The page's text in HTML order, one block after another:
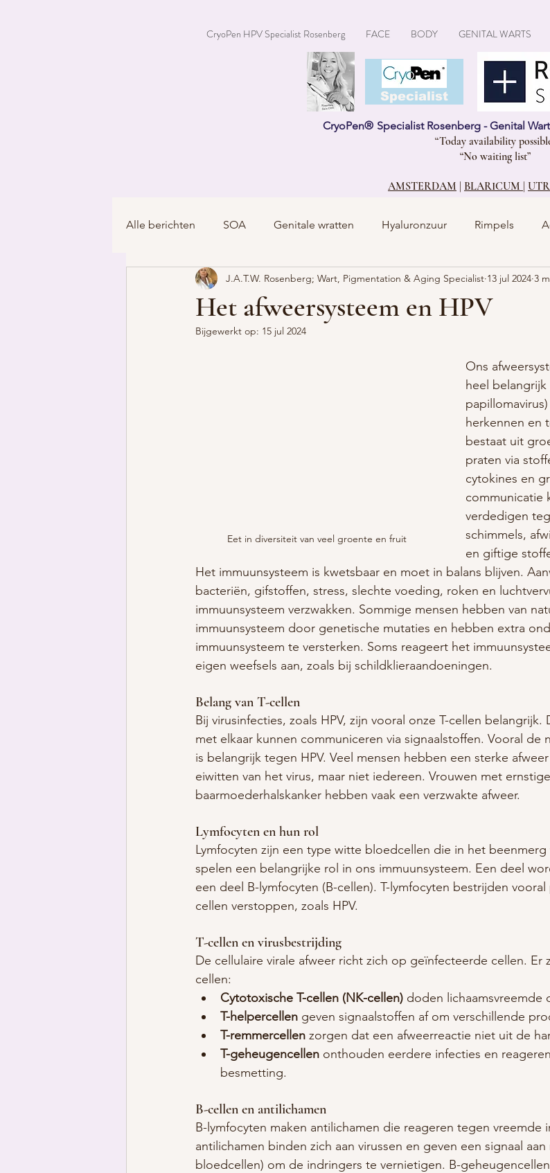
CryoPen HPV Specialist Rosenberg FACE BODY GENITAL WARTS
CryoPen®
Specialist
CryoPen® Specialist Rosenberg - Genital
“Today availability
“No waiting list”
AMSTERDAM BLARICUM
Alle berichten SOA Genitale wratten Hyaluronzuur Rimpels
Het afweersysteem en HPV
J.A.T.W. Rosenberg; Wart, Pigmentation & Aging Specialist 13 jul 2024 3
Bijgewerkt op: 15 jul 2024
Eet in diversiteit van veel groente en fruit
Ons
heel belangrijk
herkennen en
bestaat uit
praten via
cytokines en
communicatie
verdedigen
schimmels,
en giftige
Het immuunsysteem is kwetsbaar en moet in balans blijven.
bacteriën, gifstoffen, stress, slechte voeding, roken en
immuunsysteem verzwakken. Sommige mensen hebben van
immuunsysteem door genetische mutaties en hebben extra
immuunsysteem te versterken. Soms reageert het
eigen weefsels aan, zoals bij schildklieraandoeningen.
Belang van T-cellen
Bij virusinfecties, zoals HPV, zijn vooral onze T-cellen
met elkaar kunnen communiceren via signaalstoffen. Vooral de
is belangrijk tegen HPV. Veel mensen hebben een sterke
eiwitten van het virus, maar niet iedereen. Vrouwen met
baarmoederhalskanker hebben vaak een verzwakte afweer.
Lymfocyten en hun rol
Lymfocyten zijn een type witte bloedcellen die in het
spelen een belangrijke rol in ons immuunsysteem. Een deel
een deel B-lymfocyten (B-cellen). T-lymfocyten bestrijden
cellen verstoppen, zoals HPV.
T-cellen en virusbestrijding
De cellulaire virale afweer richt zich op geïnfecteerde cellen. Er
cellen:
Cytotoxische T-cellen (NK-cellen) doden lichaamsvreemde
T-helpercellen geven signaalstoffen af om verschillende
T-remmercellen zorgen dat een afweerreactie niet uit de
T-geheugencellen onthouden eerdere infecties en
besmetting.
B-cellen en antilichamen
B-lymfocyten maken antilichamen die reageren tegen vreemde
antilichamen binden zich aan virussen en geven een signaal
bloedcellen) om de indringers te vernietigen. B-